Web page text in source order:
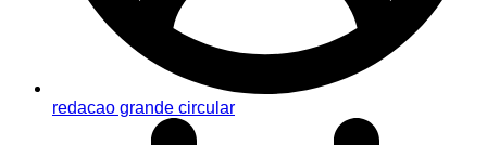
redacao grande circular